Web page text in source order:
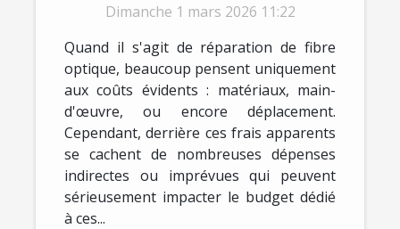
optique ?
Dimanche 1 mars 2026 11:22
Quand il s'agit de réparation de fibre
optique, beaucoup pensent uniquement
aux coûts évidents : matériaux, main-
d'œuvre, ou encore déplacement.
Cependant, derrière ces frais apparents
se cachent de nombreuses dépenses
indirectes ou imprévues qui peuvent
sérieusement impacter le budget dédié
à ces...